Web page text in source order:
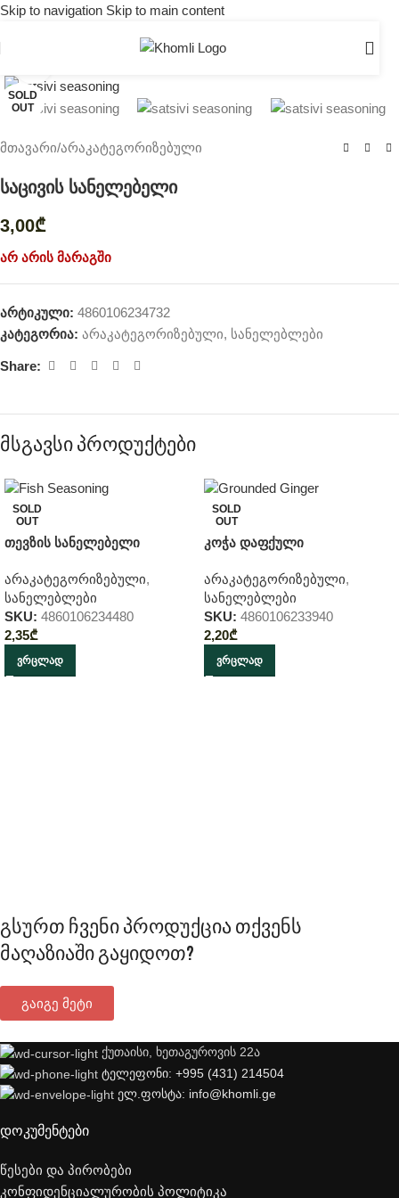
Skip to navigation Skip to main content
SOLD
OUT
მთავარი/არაკატეგორიზებული
საცივის სანელებელი
3,00₾
არ არის მარაგში
არტიკული: 4860106234732
კატეგორია: არაკატეგორიზებული, სანელებლები
Share:
მსგავსი პროდუქტები
SOLD
OUT
თევზის სანელებელი
არაკატეგორიზებული,
სანელებლები
SKU: 4860106234480
2,35₾
ᲕᲠᲪᲚᲐᲓ
SOLD
OUT
კოჭა დაფქული
არაკატეგორიზებული,
სანელებლები
SKU: 4860106233940
2,20₾
ᲕᲠᲪᲚᲐᲓ
გსურთ ჩვენი პროდუქცია თქვენს
მაღაზიაში გაყიდოთ?
გაიგე მეტი
ქუთაისი, ხეთაგუროვის 22ა
ტელეფონი: +995 (431) 214504
ელ.ფოსტა: info@khomli.ge
დოკუმენტები
წესები და პირობები
კონფიდენციალურობის პოლიტიკა